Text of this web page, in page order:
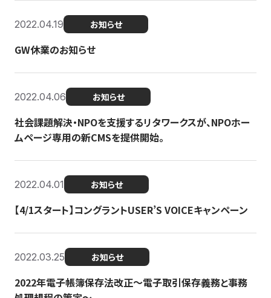
2022.04.19 お知らせ
GW休業のお知らせ
2022.04.06 お知らせ
社会課題解決・NPOを支援するリタワークスが、NPOホー
ムページ専用の新CMSを提供開始。
2022.04.01 お知らせ
【4/1スタート】コングラントUSER’S VOICEキャンペーン
2022.03.25 お知らせ
2022年電子帳簿保存法改正～電子取引保存義務と事務